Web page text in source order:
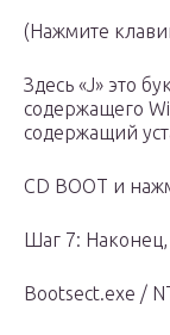
(Нажмите
Здесь «J» это
содержащего
содержащий
CD BOOT и
Шаг 7:
Bootsect.exe /